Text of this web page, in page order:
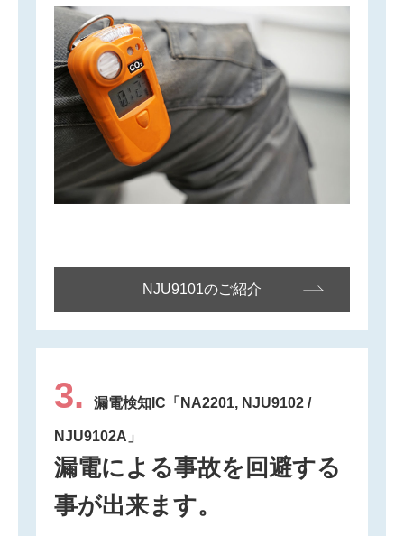
NJU9101のご紹介
3. 漏電検知IC「NA2201, NJU9102 /
NJU9102A」
漏電による事故を回避する
事が出来ます。